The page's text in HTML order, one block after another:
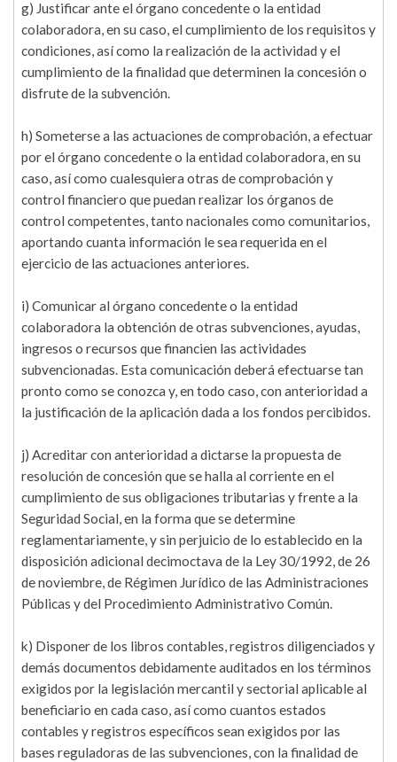
g) Justificar ante el órgano concedente o la entidad
colaboradora, en su caso, el cumplimiento de los requisitos y
condiciones, así como la realización de la actividad y el
cumplimiento de la finalidad que determinen la concesión o
disfrute de la subvención.
h) Someterse a las actuaciones de comprobación, a efectuar
por el órgano concedente o la entidad colaboradora, en su
caso, así como cualesquiera otras de comprobación y
control financiero que puedan realizar los órganos de
control competentes, tanto nacionales como comunitarios,
aportando cuanta información le sea requerida en el
ejercicio de las actuaciones anteriores.
i) Comunicar al órgano concedente o la entidad
colaboradora la obtención de otras subvenciones, ayudas,
ingresos o recursos que financien las actividades
subvencionadas. Esta comunicación deberá efectuarse tan
pronto como se conozca y, en todo caso, con anterioridad a
la justificación de la aplicación dada a los fondos percibidos.
j) Acreditar con anterioridad a dictarse la propuesta de
resolución de concesión que se halla al corriente en el
cumplimiento de sus obligaciones tributarias y frente a la
Seguridad Social, en la forma que se determine
reglamentariamente, y sin perjuicio de lo establecido en la
disposición adicional decimoctava de la Ley 30/1992, de 26
de noviembre, de Régimen Jurídico de las Administraciones
Públicas y del Procedimiento Administrativo Común.
k) Disponer de los libros contables, registros diligenciados y
demás documentos debidamente auditados en los términos
exigidos por la legislación mercantil y sectorial aplicable al
beneficiario en cada caso, así como cuantos estados
contables y registros específicos sean exigidos por las
bases reguladoras de las subvenciones, con la finalidad de